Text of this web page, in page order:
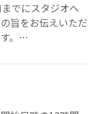
でにスタジオへ
旨をお伝えいただ
。
の準備時間がござ
時間の5分前から